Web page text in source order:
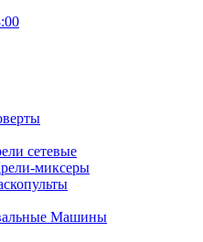
сетевые
миксеры
Машины